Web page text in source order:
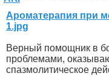
Ароматерапия при
1.jpg
Верный помощник в
проблемами,
спазмолитическое